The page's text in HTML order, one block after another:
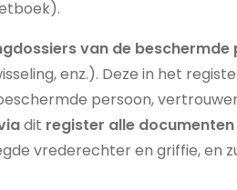
van de beschermde
enz.). Deze in het
persoon,
dit register alle documenten
vrederechter en griffie, en